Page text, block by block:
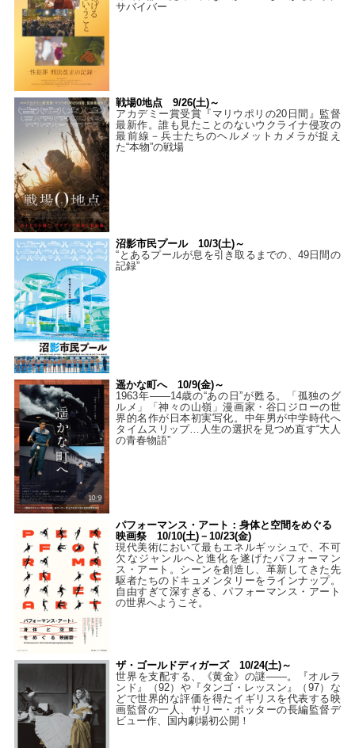
サバイバー
戦場0地点 9/26(土)～
アカデミー賞受賞『マリウポリの20日間』監督
最新作。誰も見たことのないウクライナ侵攻の
最前線－兵士たちのヘルメットカメラが捉え
た“本物”の戦場
沼影市民プール 10/3(土)～
“とあるプールが息を引き取るまでの、49日間の
記録”
遥かな町へ 10/9(金)～
1963年――14歳の“あの日”が甦る。「孤独のグ
ルメ」「神々の山嶺」漫画家・谷口ジローの世
界的名作が日本初実写化。中年男が中学時代へ
タイムスリップ…人生の選択を見つめ直す“大人
の青春物語”
パフォーマンス・アート：身体と空間をめぐる
映画祭 10/10(土)－10/23(金)
現代美術において最もエネルギッシュで、不可
欠なジャンルへと進化を遂げたパフォーマン
ス・アート。シーンを創造し、革新してきた先
駆者たちのドキュメンタリーをラインナップ。
自由すぎて深すぎる、パフォーマンス・アート
の世界へようこそ。
ザ・ゴールドディガーズ 10/24(土)～
世界を支配する、《黄金》の謎――。『オルラ
ンド』（92）や『タンゴ・レッスン』（97）な
どで世界的な評価を得たイギリスを代表する映
画監督の一人、サリー・ポッターの長編監督デ
ビュー作、国内劇場初公開！